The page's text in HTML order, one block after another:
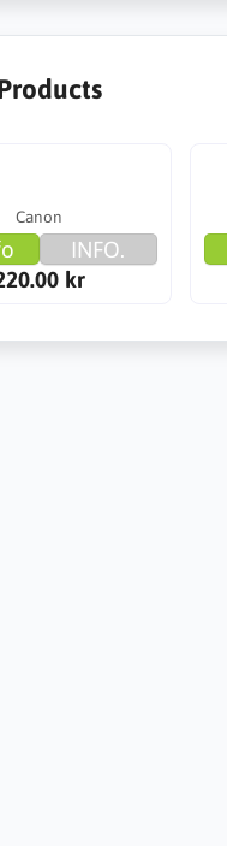
Canon
INFO.
kr